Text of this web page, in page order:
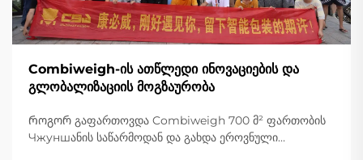
Combiweigh-ის ათწლედი ინოვაციების და
გლობალიზაციის მოგზაურობა
Როგორ გაფართოვდა Combiweigh 700 მ² ფართობის
Чжуншანის საწარმოდან და გახდა ეროვნული